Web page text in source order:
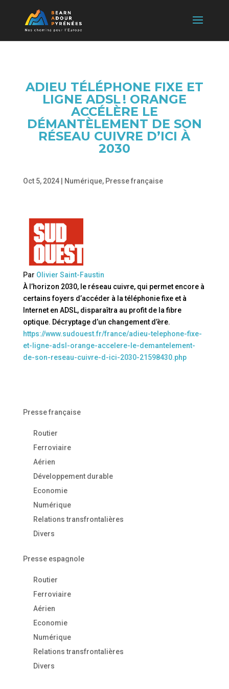
ADIEU TÉLÉPHONE FIXE ET
LIGNE ADSL ! ORANGE
ACCÉLÈRE LE
DÉMANTÈLEMENT DE SON
RÉSEAU CUIVRE D’ICI À
2030
Oct 5, 2024| Numérique, Presse française
Par Olivier Saint-Faustin
À l’horizon 2030, le réseau cuivre, qui permet encore à
certains foyers d’accéder à la téléphonie fixe et à
Internet en ADSL, disparaîtra au profit de la fibre
optique. Décryptage d’un changement d’ère.
https://www.sudouest.fr/france/adieu-telephone-fixe-
et-ligne-adsl-orange-accelere-le-demantelement-
de-son-reseau-cuivre-d-ici-2030-21598430.php
Presse française
Routier
Ferroviaire
Aérien
Développement durable
Economie
Numérique
Relations transfrontalières
Divers
Presse espagnole
Routier
Ferroviaire
Aérien
Economie
Numérique
Relations transfrontalières
Divers